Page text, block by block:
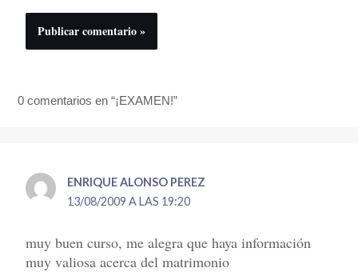
0 comentarios en “¡EXAMEN!”
ENRIQUE ALONSO PEREZ
13/08/2009 A LAS 19:20
muy buen curso, me alegra que haya información
muy valiosa acerca del matrimonio